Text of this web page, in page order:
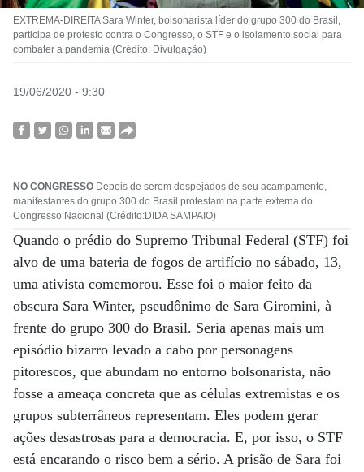
EXTREMA-DIREITA Sara Winter, bolsonarista líder do grupo 300 do Brasil,
participa de protesto contra o Congresso, o STF e o isolamento social para
combater a pandemia (Crédito: Divulgação)
19/06/2020 - 9:30
NO CONGRESSO Depois de serem despejados de seu acampamento,
manifestantes do grupo 300 do Brasil protestam na parte externa do
Congresso Nacional (Crédito:DIDA SAMPAIO)
Quando o prédio do Supremo Tribunal Federal (STF) foi
alvo de uma bateria de fogos de artifício no sábado, 13,
uma ativista comemorou. Esse foi o maior feito da
obscura Sara Winter, pseudônimo de Sara Giromini, à
frente do grupo 300 do Brasil. Seria apenas mais um
episódio bizarro levado a cabo por personagens
pitorescos, que abundam no entorno bolsonarista, não
fosse a ameaça concreta que as células extremistas e os
grupos subterrâneos representam. Eles podem gerar
ações desastrosas para a democracia. E, por isso, o STF
está encarando o risco bem a sério. A prisão de Sara foi